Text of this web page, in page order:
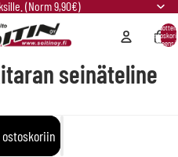
(Norm 9,90€)
seinäteline
ostoskoriin